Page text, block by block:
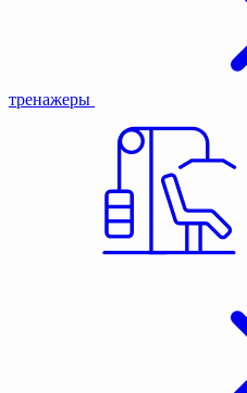
тренажеры